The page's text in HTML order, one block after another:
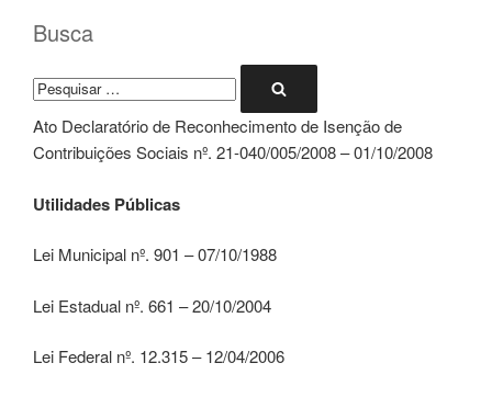
Busca
Pesquisar
por:
Ato Declaratório de Reconhecimento de Isenção de
Contribuições Sociais nº. 21-040/005/2008 – 01/10/2008
Utilidades Públicas
Lei Municipal nº. 901 – 07/10/1988
Lei Estadual nº. 661 – 20/10/2004
Lei Federal nº. 12.315 – 12/04/2006